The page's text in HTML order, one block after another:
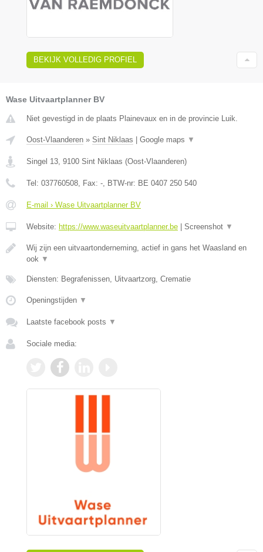
BEKIJK VOLLEDIG PROFIEL
Wase Uitvaartplanner BV
Niet gevestigd in de plaats Plainevaux en in de provincie Luik.
Oost-Vlaanderen » Sint Niklaas Google maps ▼
Singel 13 9100 Sint Niklaas (Oost-Vlaanderen)
Tel: 037760508 , Fax: - , BTW-nr: BE 0407 250 540
E-mail › Wase Uitvaartplanner BV
Website: https://www.waseuitvaartplanner.be Screenshot ▼
Wij zijn een uitvaartonderneming, actief in gans het Waasland en
ook ▼
Diensten: Begrafenissen, Uitvaartzorg, Crematie
Openingstijden ▼
Laatste facebook posts ▼
Sociale media: